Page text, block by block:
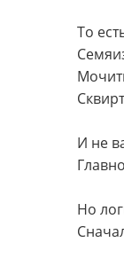
То
И не
Но